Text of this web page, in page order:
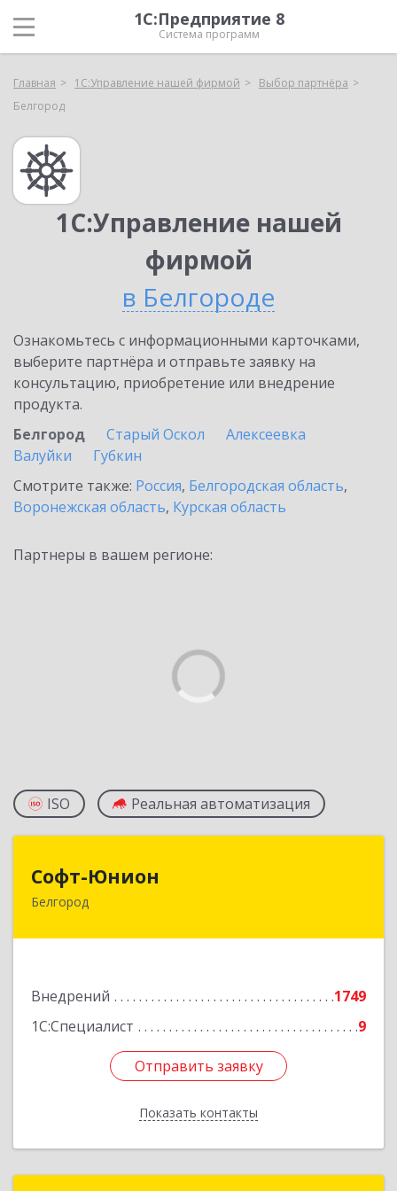
1С:Предприятие 8
Система программ
Главная 1С:Управление нашей фирмой
Выбор партнёра
Белгород
1С:Управление нашей
фирмой
в Белгороде
Ознакомьтесь с информационными карточками,
выберите партнёра и отправьте заявку на
консультацию, приобретение или внедрение
продукта.
Белгород
Старый Оскол
Алексеевка
Валуйки
Губкин
Смотрите также: Россия, Белгородская область,
Воронежская область, Курская область
Партнеры в вашем регионе:
ISO Реальная автоматизация
Софт-Юнион
Белгород
Внедрений
1749
1С:Специалист
9
Отправить заявку
Показать контакты
308014, Белгородская обл, Белгород г, Садовая
Отправить заявку
Назад